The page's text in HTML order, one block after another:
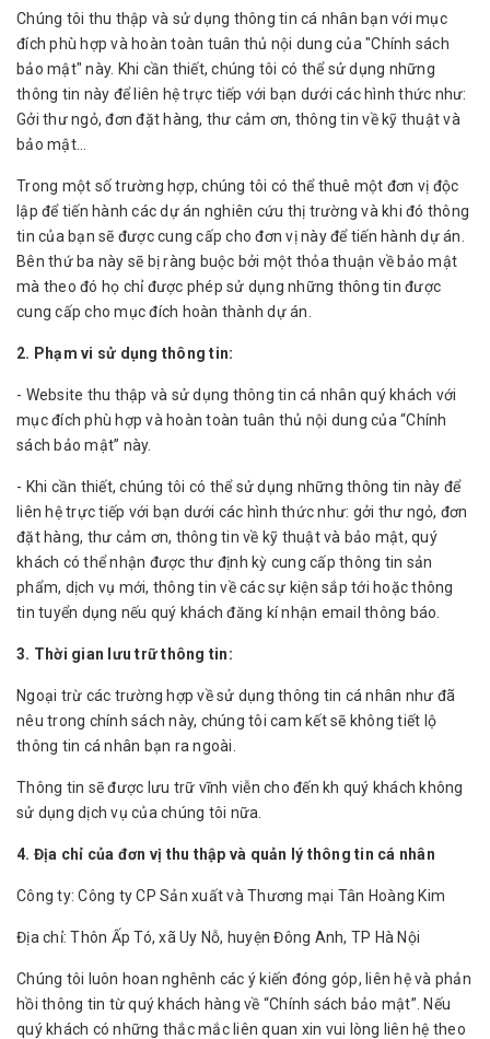
Chúng tôi thu thập và sử dụng thông tin cá nhân bạn với mục
đích phù hợp và hoàn toàn tuân thủ nội dung của "Chính sách
bảo mật" này. Khi cần thiết, chúng tôi có thể sử dụng những
thông tin này để liên hệ trực tiếp với bạn dưới các hình thức như:
Gởi thư ngỏ, đơn đặt hàng, thư cảm ơn, thông tin về kỹ thuật và
bảo mật...
Trong một số trường hợp, chúng tôi có thể thuê một đơn vị độc
lập để tiến hành các dự án nghiên cứu thị trường và khi đó thông
tin của bạn sẽ được cung cấp cho đơn vị này để tiến hành dự án.
Bên thứ ba này sẽ bị ràng buộc bởi một thỏa thuận về bảo mật
mà theo đó họ chỉ được phép sử dụng những thông tin được
cung cấp cho mục đích hoàn thành dự án.
2. Phạm vi sử dụng thông tin:
- Website thu thập và sử dụng thông tin cá nhân quý khách với
mục đích phù hợp và hoàn toàn tuân thủ nội dung của “Chính
sách bảo mật” này.
- Khi cần thiết, chúng tôi có thể sử dụng những thông tin này để
liên hệ trực tiếp với bạn dưới các hình thức như: gởi thư ngỏ, đơn
đặt hàng, thư cảm ơn, thông tin về kỹ thuật và bảo mật, quý
khách có thể nhận được thư định kỳ cung cấp thông tin sản
phẩm, dịch vụ mới, thông tin về các sự kiện sắp tới hoặc thông
tin tuyển dụng nếu quý khách đăng kí nhận email thông báo.
3. Thời gian lưu trữ thông tin:
Ngoại trừ các trường hợp về sử dụng thông tin cá nhân như đã
nêu trong chính sách này, chúng tôi cam kết sẽ không tiết lộ
thông tin cá nhân bạn ra ngoài.
Thông tin sẽ được lưu trữ vĩnh viễn cho đến kh quý khách không
sử dụng dịch vụ của chúng tôi nữa.
4. Địa chỉ của đơn vị thu thập và quản lý thông tin cá nhân
Công ty: Công ty CP Sản xuất và Thương mại Tân Hoàng Kim
Địa chỉ: Thôn Ấp Tó, xã Uy Nỗ, huyện Đông Anh, TP Hà Nội
Chúng tôi luôn hoan nghênh các ý kiến đóng góp, liên hệ và phản
hồi thông tin từ quý khách hàng về “Chính sách bảo mật”. Nếu
quý khách có những thắc mắc liên quan xin vui lòng liên hệ theo